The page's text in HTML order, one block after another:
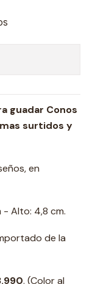
guadar Conos
surtidos y
en
- Alto: 4,8 cm.
de la
. (Color al